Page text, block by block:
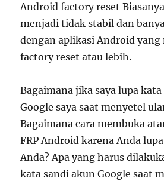
Android factory reset
menjadi tidak stabil dan
dengan aplikasi Android
factory reset atau lebih.
Bagaimana jika saya lupa
Google saya saat menyetel
Bagaimana cara membuka
FRP Android karena Anda
Anda? Apa yang harus
kata sandi akun Google saat